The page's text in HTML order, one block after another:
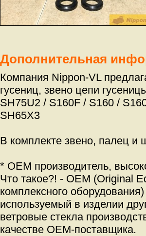
Дополнительная
Компания Nippon-VL
гусениц, звено цепи
SH75U2 / S160F / S160 /
SH65X3
В комплекте звено, палец и
* OEM производитель,
Что такое?! - OEM (Original
комплексного
используемый в изделии
ветровые стекла
качестве OEM-поставщика.